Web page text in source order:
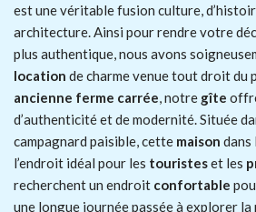
est une véritable fusion culture,
architecture. Ainsi pour rendre votre
plus authentique, nous avons
location de charme venue tout droit du
ancienne ferme carrée, notre gîte
d’authenticité et de modernité. Située
campagnard paisible, cette maison dans
l’endroit idéal pour les touristeset les
recherchent un endroit confortable
une longue journée passée à explorer